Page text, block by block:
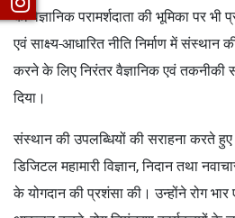
की वैज्ञानिक परामर्शदाता की भूमिका पर
एवं साक्ष्य-आधारित नीति निर्माण में
करने के लिए निरंतर वैज्ञानिक एवं
दिया।
संस्थान की उपलब्धियों की सराहना करते हुए
डिजिटल महामारी विज्ञान, निदान तथा
के योगदान की प्रशंसा की। उन्होंने रोग